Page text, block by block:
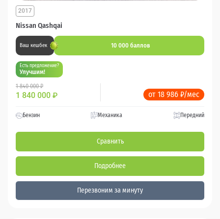
Nissan Qashqai
2017
Ваш кешбек 10 000 баллов
Есть предложение?
Улучшим!
1 840 000 ₽
1 840 000 ₽ от 18 986 ₽/мес
Бензин Механика Передний
Сравнить
Подробнее
Перезвоним за минуту